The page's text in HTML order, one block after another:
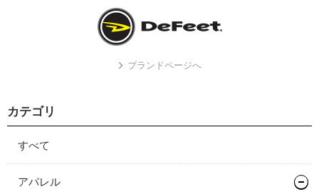
ブランドページへ
カテゴリ
すべて
アパレル